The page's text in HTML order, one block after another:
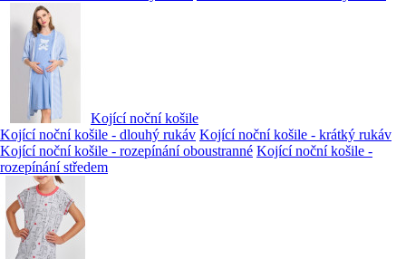
Kojící noční košile
Kojící noční košile - dlouhý rukáv Kojící noční košile - krátký rukáv
Kojící noční košile - rozepínání oboustranné Kojící noční košile -
rozepínání středem